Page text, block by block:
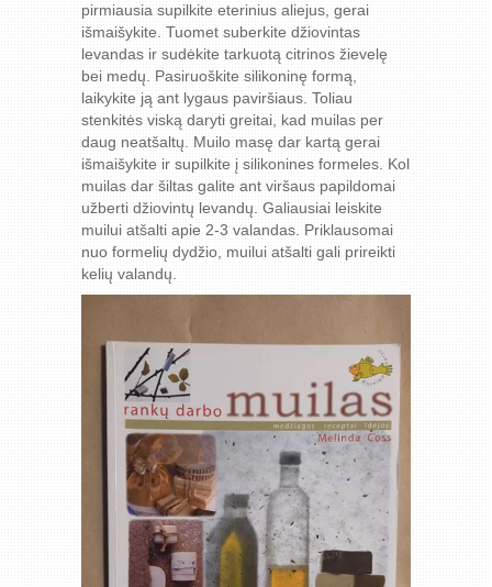
pirmiausia supilkite eterinius aliejus, gerai
išmaišykite. Tuomet suberkite džiovintas
levandas ir sudėkite tarkuotą citrinos žievelę
bei medų. Pasiruoškite silikoninę formą,
laikykite ją ant lygaus paviršiaus. Toliau
stenkitės viską daryti greitai, kad muilas per
daug neatšaltų. Muilo masę dar kartą gerai
išmaišykite ir supilkite į silikonines formeles. Kol
muilas dar šiltas galite ant viršaus papildomai
užberti džiovintų levandų. Galiausiai leiskite
muilui atšalti apie 2-3 valandas. Priklausomai
nuo formelių dydžio, muilui atšalti gali prireikti
kelių valandų.